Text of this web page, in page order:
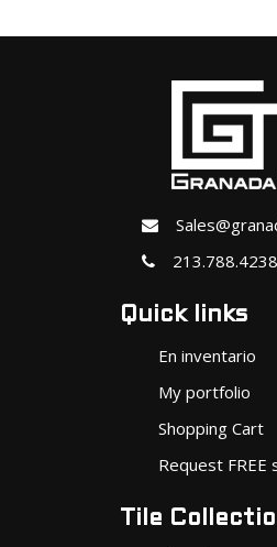
213.788.4238
Quick links
En inventario
My portfolio
Shopping Cart
Request FREE
Tile